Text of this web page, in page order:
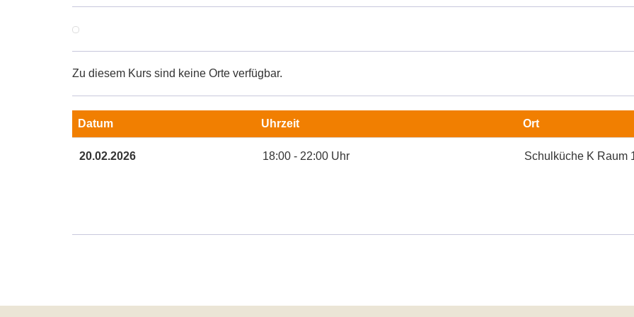
Zu diesem Kurs sind keine Orte verfügbar.
zum
Datum Uhrzeit Ort
20.02.2026 18:00 - 22:00 Uhr Schulküche K Raum